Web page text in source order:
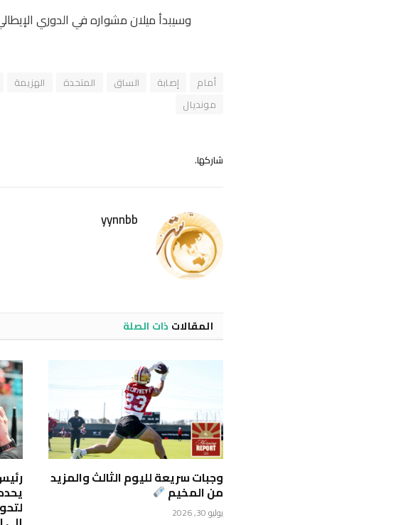
وسيبدأ ميلان مشواره في الدوري الإيطالي يوم 23 أغسطس
أمام إصابة الساق المتحدة الهزيمة
مونديال
شاركها.
yynnbb
المقالات ذات الصلة
وجبات سريعة لليوم الثالث والمزيد
من المخيم
يوليو 30, 2026